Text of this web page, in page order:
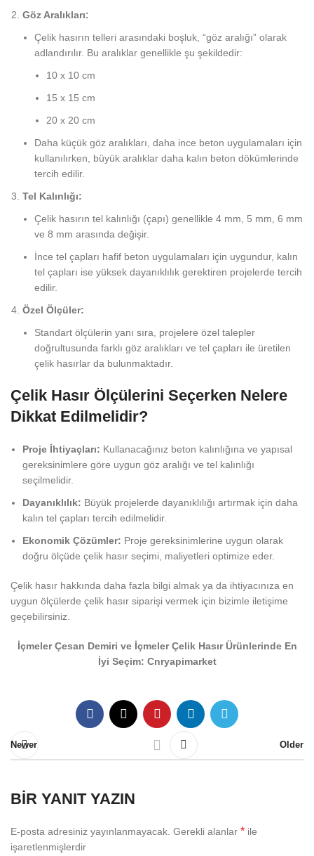
Göz Aralıkları:
Çelik hasırın telleri arasındaki boşluk, “göz aralığı” olarak
adlandırılır. Bu aralıklar genellikle şu şekildedir:
10 x 10 cm
15 x 15 cm
20 x 20 cm
Daha küçük göz aralıkları, daha ince beton uygulamaları için
kullanılırken, büyük aralıklar daha kalın beton dökümlerinde
tercih edilir.
Tel Kalınlığı:
Çelik hasırın tel kalınlığı (çapı) genellikle 4 mm, 5 mm, 6 mm
ve 8 mm arasında değişir.
İnce tel çapları hafif beton uygulamaları için uygundur, kalın
tel çapları ise yüksek dayanıklılık gerektiren projelerde tercih
edilir.
Özel Ölçüler:
Standart ölçülerin yanı sıra, projelere özel talepler
doğrultusunda farklı göz aralıkları ve tel çapları ile üretilen
çelik hasırlar da bulunmaktadır.
Çelik Hasır Ölçülerini Seçerken Nelere
Dikkat Edilmelidir?
Proje İhtiyaçları: Kullanacağınız beton kalınlığına ve yapısal
gereksinimlere göre uygun göz aralığı ve tel kalınlığı
seçilmelidir.
Dayanıklılık: Büyük projelerde dayanıklılığı artırmak için daha
kalın tel çapları tercih edilmelidir.
Ekonomik Çözümler: Proje gereksinimlerine uygun olarak
doğru ölçüde çelik hasır seçimi, maliyetleri optimize eder.
Çelik hasır hakkında daha fazla bilgi almak ya da ihtiyacınıza en
uygun ölçülerde çelik hasır siparişi vermek için bizimle iletişime
geçebilirsiniz.
İçmeler Çesan Demiri ve İçmeler Çelik Hasır Ürünlerinde En
İyi Seçim: Cnryapimarket
Newer Older
BIR YANIT YAZIN
E-posta adresiniz yayınlanmayacak. Gerekli alanlar * ile
işaretlenmişlerdir